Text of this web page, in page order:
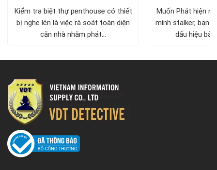
diện, trả lại không gian riêng tư
Kiểm tra biệt thự penthouse có thiết
bị nghe lén là việc rà soát toàn diện
căn nhà nhằm phát...
Muốn Phát hiện
mình stalker, bạn
dấu hiệu bất